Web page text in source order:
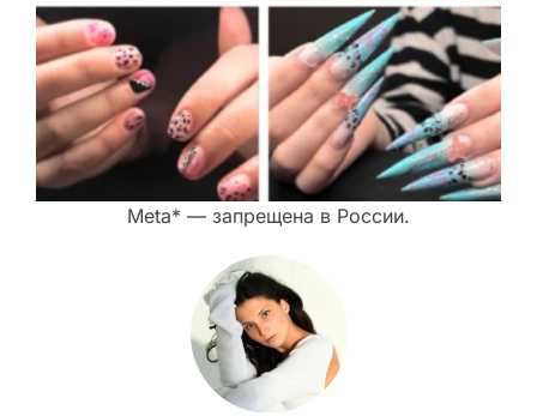
Meta* — запрещена в России.